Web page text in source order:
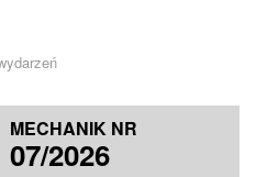
MECHANIK NR
07/2026